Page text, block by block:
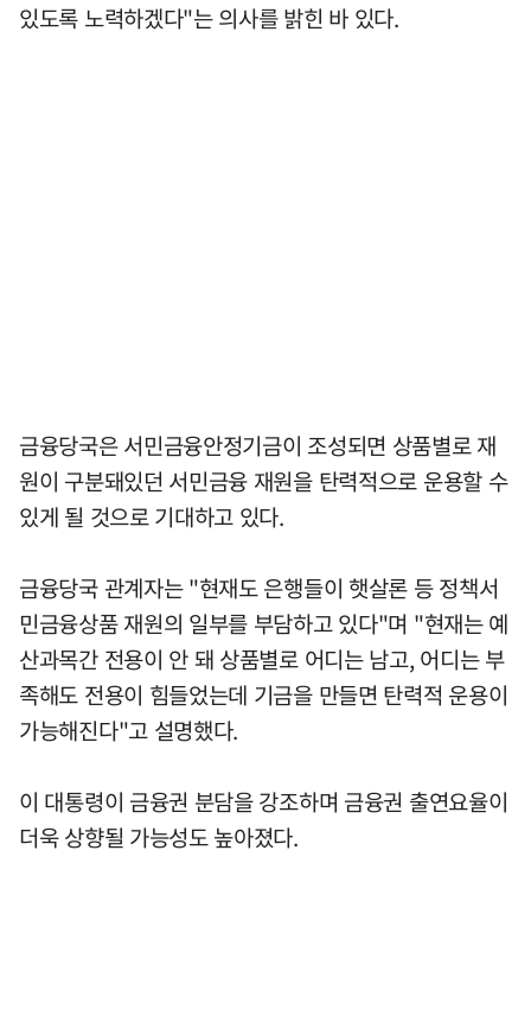
있도록 노력하겠다"는 의사를 밝힌 바 있다.
금융당국은 서민금융안정기금이 조성되면 상품별로 재
원이 구분돼있던 서민금융 재원을 탄력적으로 운용할 수
있게 될 것으로 기대하고 있다.
금융당국 관계자는 "현재도 은행들이 햇살론 등 정책서
민금융상품 재원의 일부를 부담하고 있다"며 "현재는 예
산과목간 전용이 안 돼 상품별로 어디는 남고, 어디는 부
족해도 전용이 힘들었는데 기금을 만들면 탄력적 운용이
가능해진다"고 설명했다.
이 대통령이 금융권 분담을 강조하며 금융권 출연요율이
더욱 상향될 가능성도 높아졌다.